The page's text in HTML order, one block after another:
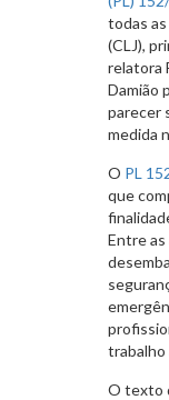
todas
(CLJ),
relatora
Damião
parecer
medida
O PL
que
Entre as
trabalho
O texto